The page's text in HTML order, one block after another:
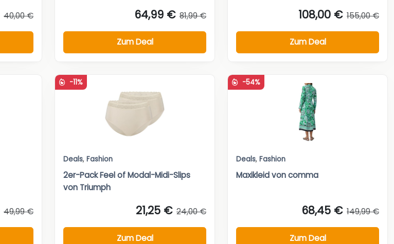
40,00 € 64,99 € 81,99 €
Zum Deal
108,00 € 155,00 €
Zum Deal
49,99 €
-11%
Deals, Fashion
2er-Pack Feel of Modal-Midi-Slips
von Triumph
21,25 € 24,00 €
Zum Deal
-54%
Deals, Fashion
Maxikleid von comma
68,45 € 149,99 €
Zum Deal